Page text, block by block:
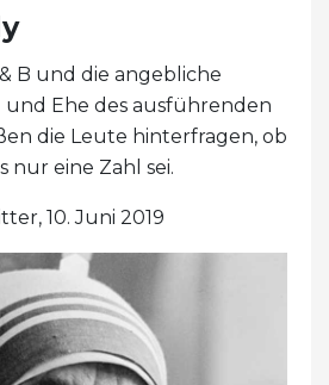
B und die angebliche
und Ehe des ausführenden
die Leute hinterfragen, ob
nur eine Zahl sei.
10. Juni 2019